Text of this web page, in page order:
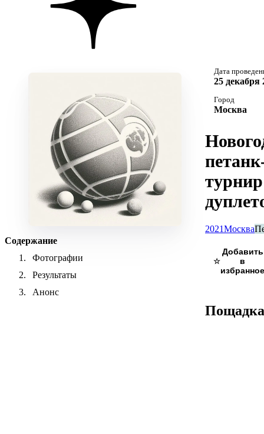
Содержание
Фотографии
Результаты
Анонс
Дата
25 декабря
Город
Москва
турнир
2021Москва
☆
Пощадка